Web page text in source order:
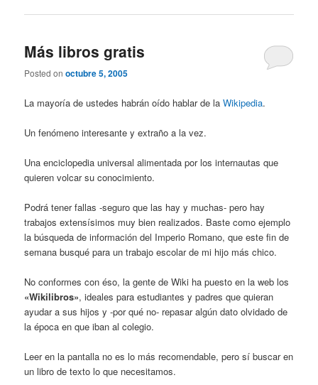
Más libros gratis
Posted onoctubre 5, 2005
La mayoría de ustedes habrán oído hablar de laWikipedia.
Un fenómeno interesante y extraño a la vez.
Una enciclopedia universal alimentada por los internautas que
quieren volcar su conocimiento.
Podrá tener fallas -seguro que las hay y muchas- pero hay
trabajos extensísimos muy bien realizados. Baste como ejemplo
la búsqueda de información del Imperio Romano, que este fin de
semana busqué para un trabajo escolar de mi hijo más chico.
No conformes con éso, la gente de Wiki ha puesto en la web los
«Wikilibros», ideales para estudiantes y padres que quieran
ayudar a sus hijos y -por qué no- repasar algún dato olvidado de
la época en que iban al colegio.
Leer en la pantalla no es lo más recomendable, pero sí buscar en
un libro de texto lo que necesitamos.